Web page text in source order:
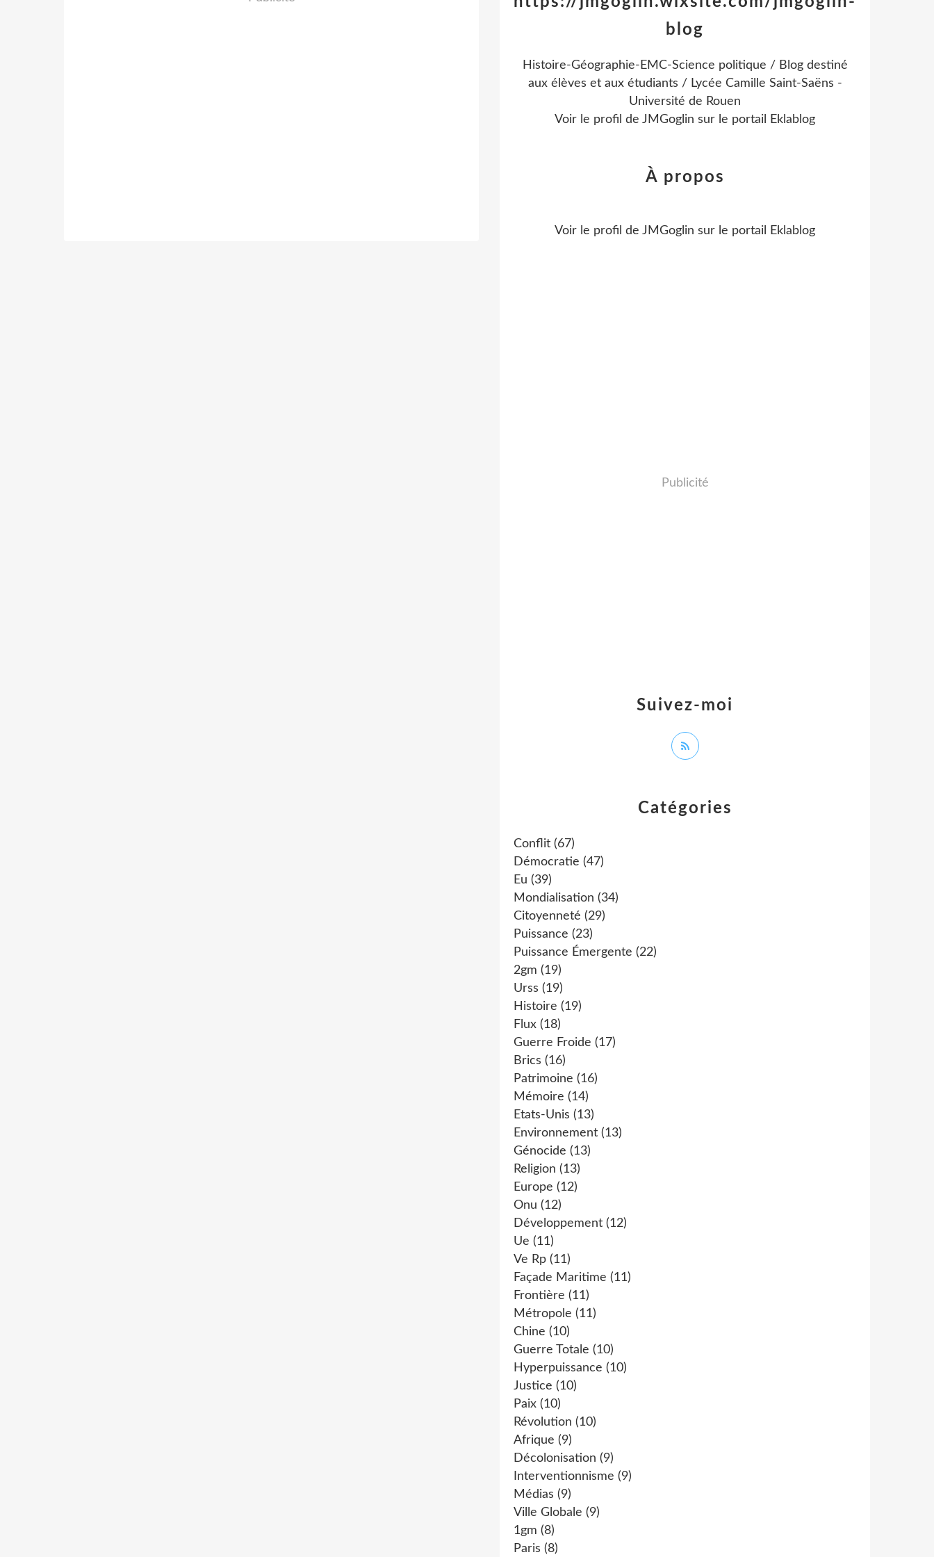
Catégories
Conflit (67)
Démocratie (47)
Eu (39)
Mondialisation (34)
Citoyenneté (29)
Puissance (23)
Puissance Émergente (22)
2gm (19)
Urss (19)
Histoire (19)
Flux (18)
Guerre Froide (17)
Brics (16)
Patrimoine (16)
Mémoire (14)
Etats-Unis (13)
Environnement (13)
Génocide (13)
Religion (13)
Europe (12)
Onu (12)
Développement (12)
Ue (11)
Ve Rp (11)
Façade Maritime (11)
Frontière (11)
Métropole (11)
Chine (10)
Guerre Totale (10)
Hyperpuissance (10)
Justice (10)
Paix (10)
Révolution (10)
Afrique (9)
Décolonisation (9)
Interventionnisme (9)
Médias (9)
Ville Globale (9)
1gm (8)
Paris (8)
blog
Histoire-Géographie-EMC-Science politique / Blog destiné
aux élèves et aux étudiants / Lycée Camille Saint-Saëns -
Université de Rouen
Voir le profil de JMGoglin sur le portail Eklablog
Suivez-moi
À propos
Voir le profil de JMGoglin sur le portail Eklablog
Publicité